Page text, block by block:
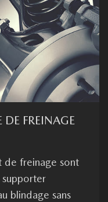
DE FREINAGE
de freinage sont
blindage sans